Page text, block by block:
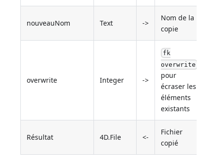
nouveauNom Text ->
Nom de la
copie
overwrite Integer ->
fk
overwrite
pour
écraser les
éléments
existants
Résultat 4D.File <-
Fichier
copié